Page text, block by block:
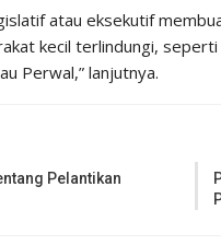
atau eksekutif
kecil terlindungi,
Perwal,” lanjutnya.
Pelantikan